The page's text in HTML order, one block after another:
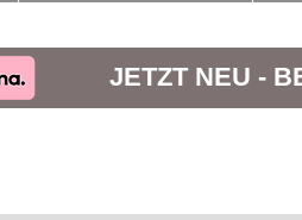
JETZT NEU -